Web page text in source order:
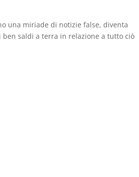
una miriade di notizie false, diventa
ben saldi a terra in relazione a tutto ciò